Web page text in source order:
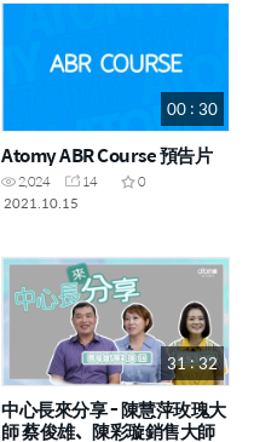
00 : 30
Atomy ABR Course 預告片
2,024 14
0
2021.10.15
31 : 32
中心長來分享 - 陳慧萍玫瑰大
師 蔡俊雄、陳彩璇銷售大師